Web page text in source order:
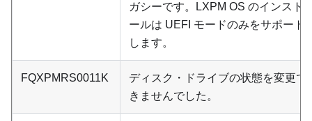
ガシーです。LXPM OS のインスト
ールは UEFI モードのみをサポート
します。
FQXPMRS0011K
ディスク・ドライブの状態を変更で
きませんでした。